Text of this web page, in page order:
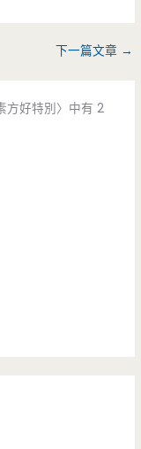
下一篇文章 →
方好特別〉中有 2